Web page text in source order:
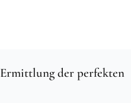
der perfekten